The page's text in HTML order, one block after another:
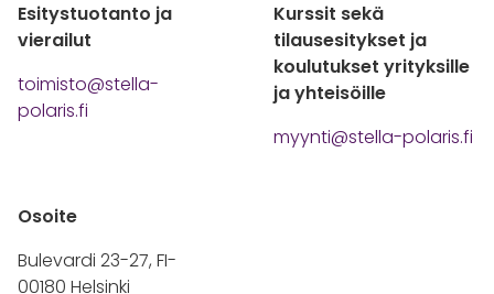
Esitystuotanto ja
vierailut
toimisto@stella-
polaris.fi
Kurssit sekä
tilausesitykset ja
koulutukset yrityksille
ja yhteisöille
myynti@stella-polaris.fi
Osoite
Bulevardi 23-27, FI-
00180 Helsinki